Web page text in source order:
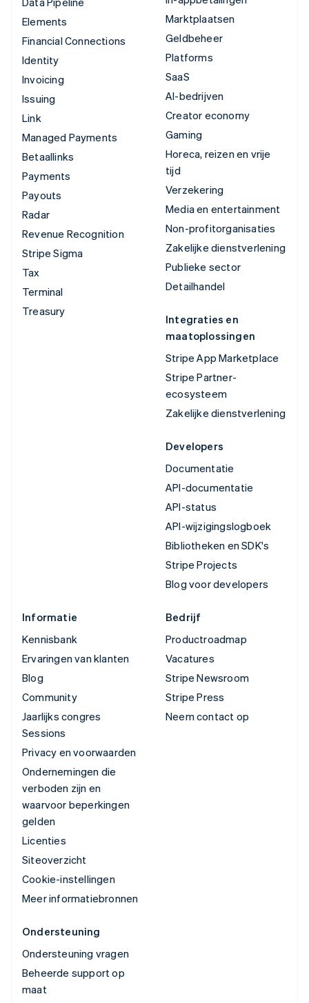
Elements
Financial Connections
Identity
Invoicing
Issuing
Link
Managed Payments
Betaallinks
Payments
Payouts
Radar
Revenue Recognition
Stripe Sigma
Tax
Terminal
Treasury
Marktplaatsen
Geldbeheer
Platforms
SaaS
AI-bedrijven
Creator economy
Gaming
Horeca, reizen en vrije
tijd
Verzekering
Media en entertainment
Non-profitorganisaties
Zakelijke dienstverlening
Publieke sector
Detailhandel
Integraties en
maatoplossingen
Stripe App Marketplace
Stripe Partner-
ecosysteem
Zakelijke dienstverlening
Developers
Documentatie
API-documentatie
API-status
API-wijzigingslogboek
Bibliotheken en SDK's
Stripe Projects
Blog voor developers
Informatie
Kennisbank
Ervaringen van klanten
Blog
Community
Jaarlijks congres
Sessions
Privacy en voorwaarden
Ondernemingen die
verboden zijn en
waarvoor beperkingen
gelden
Licenties
Siteoverzicht
Cookie-instellingen
Meer informatiebronnen
Bedrijf
Productroadmap
Vacatures
Stripe Newsroom
Stripe Press
Neem contact op
Ondersteuning
Ondersteuning vragen
Beheerde support op
maat